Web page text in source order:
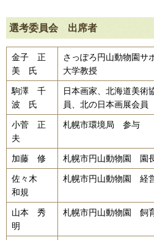
選考委員会 出席者
金子 正
美 氏
さっぽろ円山動物園サ
大学教授
駒澤 千
波 氏
日本画家、北海道美術
員、北の日本画展会員
小菅 正
夫
札幌市環境局 参与
加藤 修 札幌市円山動物園 園
佐々木
和規
札幌市円山動物園 経
山本 秀
明
札幌市円山動物園 飼